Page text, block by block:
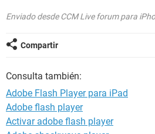
Enviado desde CCM Live forum para
Compartir
Consulta también:
Adobe Flash Player para iPad
Adobe flash player
Activar adobe flash player